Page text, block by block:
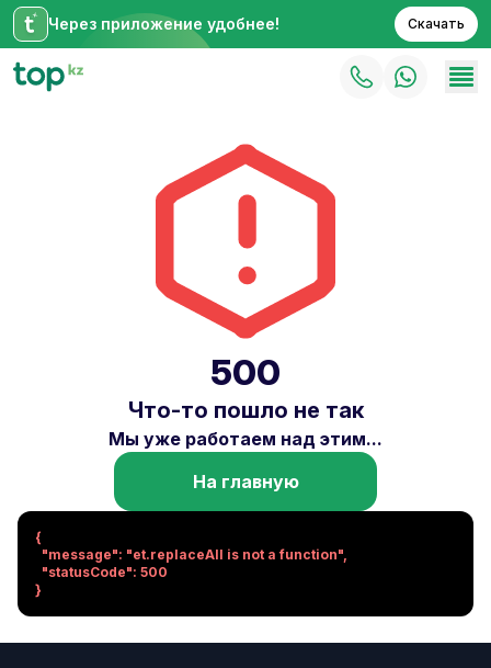
Через приложение удобнее! Скачать
500
Что-то пошло не так
Мы уже работаем над этим...
На главную
{
}